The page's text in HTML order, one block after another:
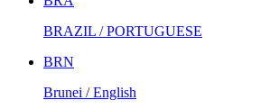
BRAZIL / PORTUGUESE
BRN
Brunei / English